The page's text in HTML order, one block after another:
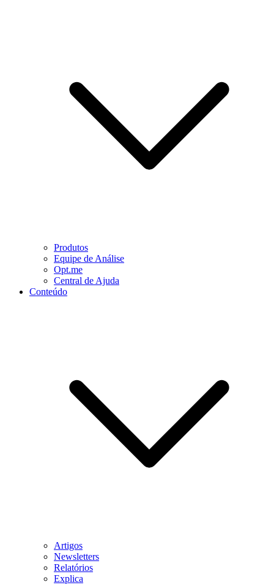
Produtos
Equipe de Análise
Opt.me
Central de Ajuda
Conteúdo
Artigos
Newsletters
Relatórios
Explica